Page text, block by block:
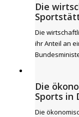
Die
Die
ihr Anteil an
Die
Sports in
Die